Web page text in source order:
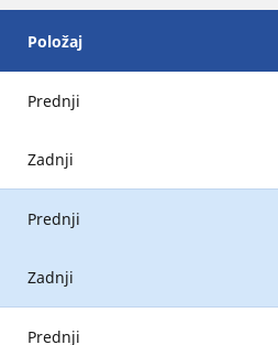
Položaj
Prednji
Zadnji
Prednji
Zadnji
Prednji